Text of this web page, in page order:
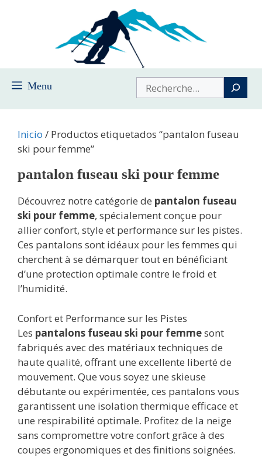
Menu Buscar
Inicio / Productos etiquetados “pantalon fuseau
ski pour femme”
pantalon fuseau ski pour femme
Découvrez notre catégorie de pantalon fuseau
ski pour femme, spécialement conçue pour
allier confort, style et performance sur les pistes.
Ces pantalons sont idéaux pour les femmes qui
cherchent à se démarquer tout en bénéficiant
d’une protection optimale contre le froid et
l’humidité.
Confort et Performance sur les Pistes
Les pantalons fuseau ski pour femmesont
fabriqués avec des matériaux techniques de
haute qualité, offrant une excellente liberté de
mouvement. Que vous soyez une skieuse
débutante ou expérimentée, ces pantalons vous
garantissent une isolation thermique efficace et
une respirabilité optimale. Profitez de la neige
sans compromettre votre confort grâce à des
coupes ergonomiques et des finitions soignées.